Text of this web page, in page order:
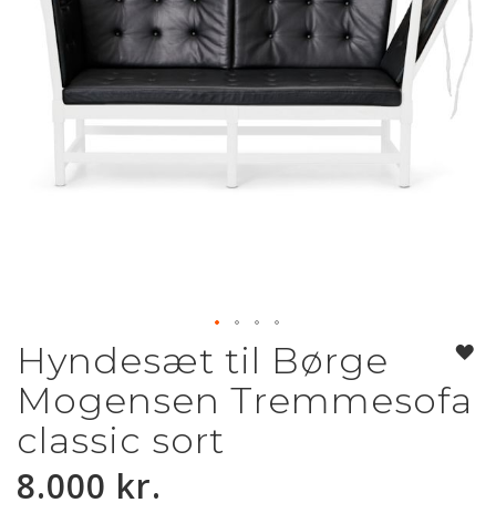
Gå
til
starten
af
billedgalleriet
Hyndesæt til Børge
Mogensen Tremmesofa
classic sort
8.000 kr.